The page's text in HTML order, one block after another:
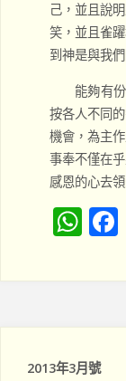
己，並且說
笑，並且雀
到神是與我
能夠有
按各人不同
機會，為主
事奉不僅在
感恩的心去
W
p
F
2013年3月號